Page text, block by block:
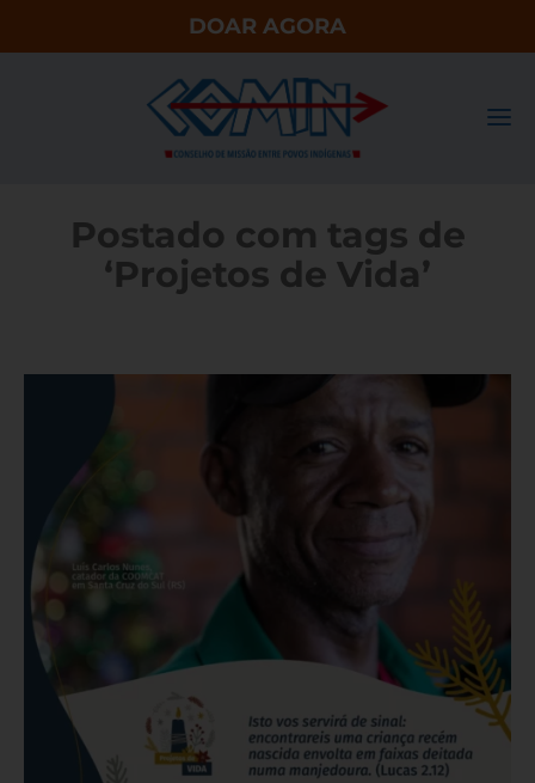
DOAR AGORA
Postado com tags de
‘Projetos de Vida’